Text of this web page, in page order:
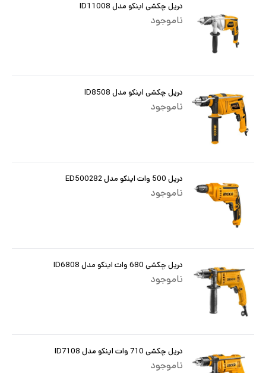
دریل چکشی اینکو مدل ID11008
ناموجود
دریل چکشی اینکو مدل ID8508
ناموجود
دریل 500 وات اینکو مدل ED500282
ناموجود
دریل چکشی 680 وات اینکو مدل ID6808
ناموجود
دریل چکشی 710 وات اینکو مدل ID7108
ناموجود